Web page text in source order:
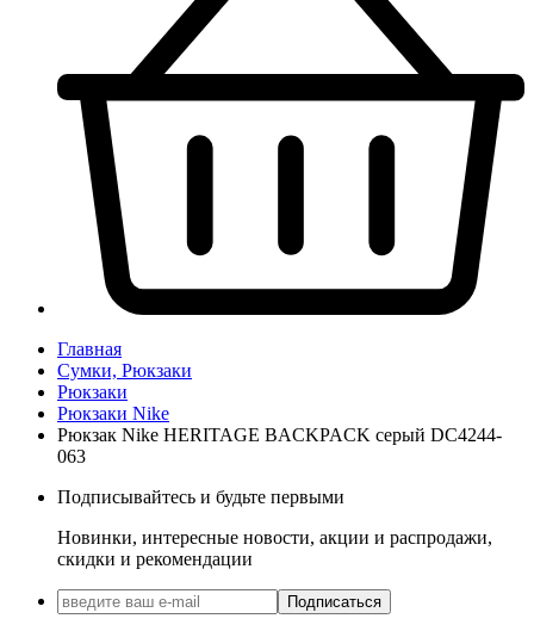
Главная
Сумки, Рюкзаки
Рюкзаки
Рюкзаки Nike
Рюкзак Nike HERITAGE BACKPACK серый DC4244-
063
Подписывайтесь и будьте первыми
Новинки, интересные новости, акции и распродажи,
скидки и рекомендации
Подписаться